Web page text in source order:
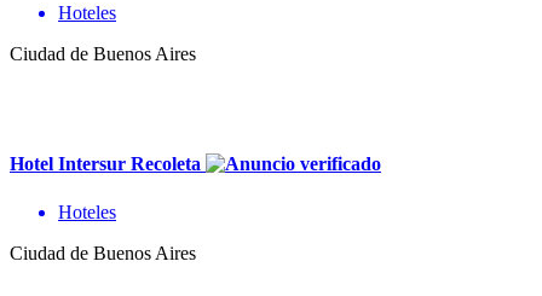
Hoteles
Ciudad de Buenos Aires
Hotel Intersur Recoleta
Hoteles
Ciudad de Buenos Aires